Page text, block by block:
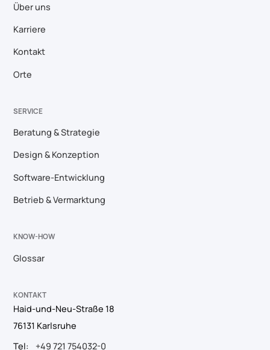
Über uns
Karriere
Kontakt
Orte
SERVICE
Beratung & Strategie
Design & Konzeption
Software-Entwicklung
Betrieb & Vermarktung
KNOW-HOW
Glossar
KONTAKT
Haid-und-Neu-Straße 18
76131 Karlsruhe
Tel:
+49 721 754032-0